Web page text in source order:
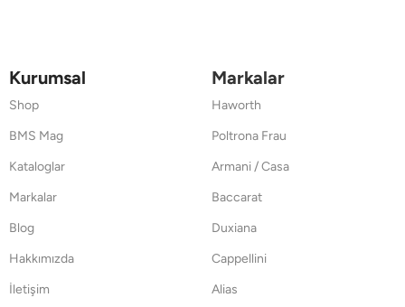
Kurumsal
Shop
BMS Mag
Kataloglar
Markalar
Blog
Hakkımızda
İletişim
Markalar
Haworth
Poltrona Frau
Armani / Casa
Baccarat
Duxiana
Cappellini
Alias